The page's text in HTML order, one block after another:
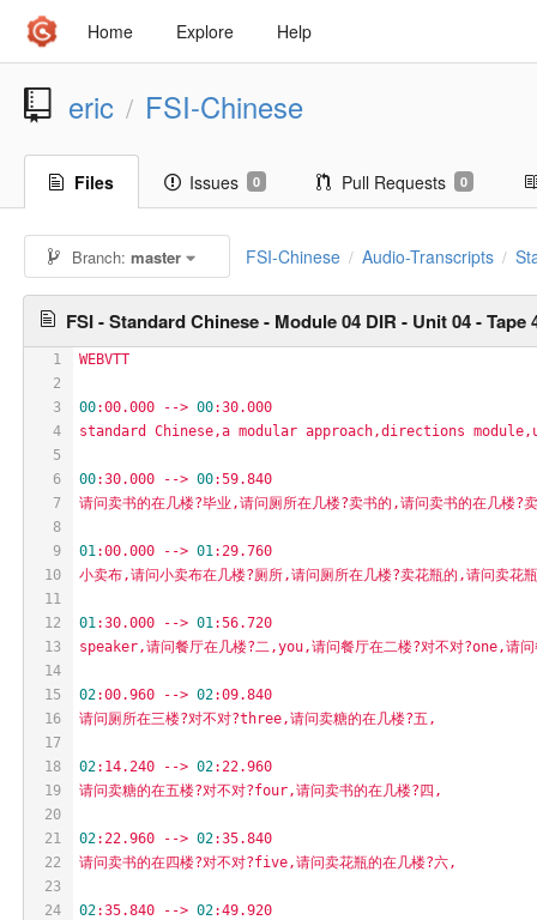
Home Explore Help
eric / FSI-Chinese
Files Issues 0 Pull Requests 0
Branch: master FSI-Chinese / Audio-Transcripts /
FSI - Standard Chinese - Module 04 DIR - Unit 04 - Tape
1
2
3
4
5
6
7
8
9
10
11
12
13
14
15
16
17
18
19
20
21
22
23
24
WEBVTT
00:00.000 --> 00:30.000
standard
Chinese,a modular approach,directions
00:30.000 --> 00:59.840
请问卖书的在几楼?毕业,请问厕所在几楼?卖书的,请问卖书的在几楼?
01:00.000 --> 01:29.760
小卖布,请问小卖布在几楼?厕所,请问厕所在几楼?卖花瓶的,请问卖
01:30.000 --> 01:56.720
speaker,请问餐厅在几楼?二,you,请问餐厅在二楼?对不对?one,请
02:00.960 --> 02:09.840
请问厕所在三楼?对不对?three,请问卖糖的在几楼?五,
02:14.240 --> 02:22.960
请问卖糖的在五楼?对不对?four,请问卖书的在几楼?四,
02:22.960 --> 02:35.840
请问卖书的在四楼?对不对?five,请问卖花瓶的在几楼?六,
02:35.840 --> 02:49.920